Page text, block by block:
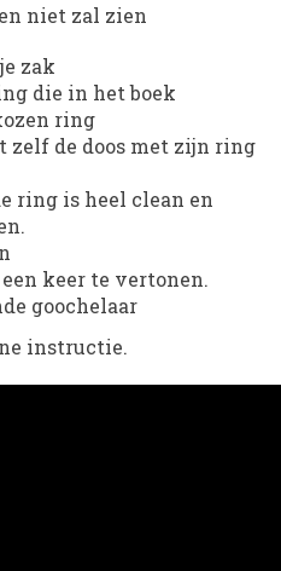
niet zal zien
zak
die in het boek
ring
zelf de doos met zijn ring
ring is heel clean en
keer te vertonen.
goochelaar
instructie.